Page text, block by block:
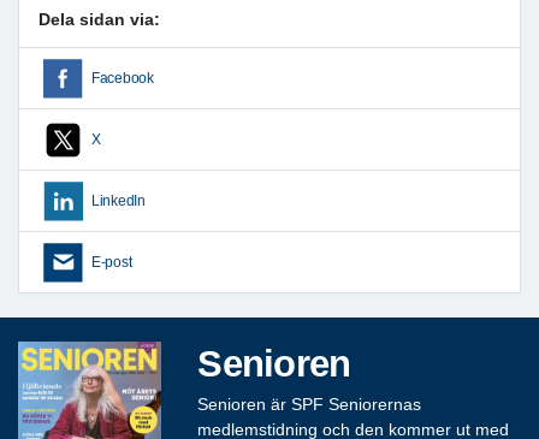
Dela sidan via:
Facebook
X
LinkedIn
E-post
Senioren
Senioren är SPF Seniorernas
medlemstidning och den kommer ut med